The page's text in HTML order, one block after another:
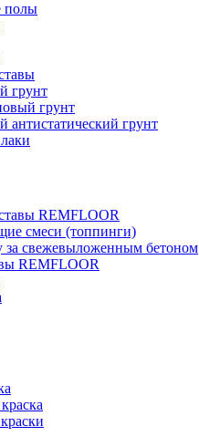
полы
грунт
грунт
антистатический грунт
REMFLOOR
смеси (топпинги)
за свежевыложенным бетоном
REMFLOOR